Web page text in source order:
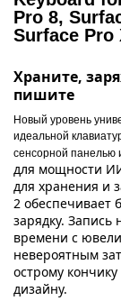
Храните,
пишите
Новый уровень
идеальной
сенсорной панелью
для мощности
для хранения и
2 обеспечивает
зарядку. Запись
времени с
невероятным
острому
дизайну.